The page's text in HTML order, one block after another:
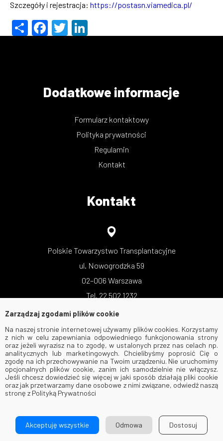
Szczegóły i rejestracja: https://postasn.viamedica.pl/
ShareFacebook
Twitter
Dodatkowe informacje
Formularz kontaktowy
Polityka prywatności
Regulamin
Kontakt
Kontakt
Polskie Towarzystwo Transplantacyjne
ul. Nowogrodzka 59
02–006 Warszawa
Tel. 22 502 1232
© 2026 Via Medica. All Rights Reserved
Zarządzaj zgodami plików cookie
Na naszej stronie internetowej używamy plików cookies. Korzystamy
z nich w celu zapewniania odpowiedniego funkcjonowania strony
oraz jeżeli wyrazisz na to zgodę, w ustalonych przez nas celach np.
analitycznych lub marketingowych. Chcielibyśmy poprosić Cię o
zgodę na ich przechowywanie na Twoim urządzeniu. Nie uruchomimy
opcjonalnych plików cookie, zanim ich samodzielnie nie włączysz.
Jeśli chcesz dowiedzieć się więcej w jaki sposób działają pliki cookie
oraz jak przetwarzamy dane osobowe z nimi związane, odwiedź naszą
stronę z Polityką Prywatności
Akceptuję wszystkie Odmowa Dostosuj